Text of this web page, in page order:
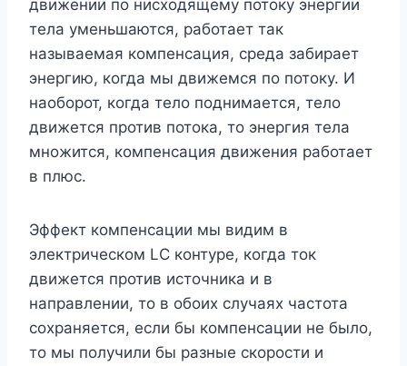
движении по нисходящему потоку энергии
тела уменьшаются, работает так
называемая компенсация, среда забирает
энергию, когда мы движемся по потоку. И
наоборот, когда тело поднимается, тело
движется против потока, то энергия тела
множится, компенсация движения работает
в плюс.
Эффект компенсации мы видим в
электрическом LC контуре, когда ток
движется против источника и в
направлении, то в обоих случаях частота
сохраняется, если бы компенсации не было,
то мы получили бы разные скорости и